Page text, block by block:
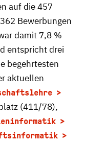
auf die 457
Bewerbungen
damit 7,8 %
entspricht drei
begehrtesten
aktuellen
(411/78),